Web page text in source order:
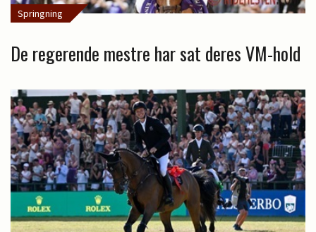
Springning
De regerende mestre har sat deres VM-hold